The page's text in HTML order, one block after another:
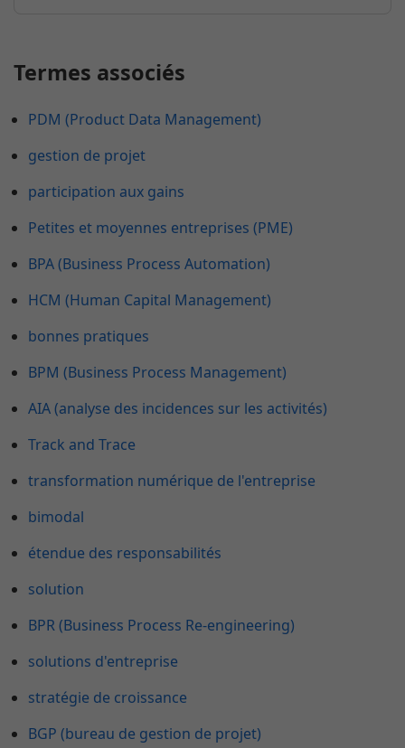
Termes associés
PDM (Product Data Management)
gestion de projet
participation aux gains
Petites et moyennes entreprises (PME)
BPA (Business Process Automation)
HCM (Human Capital Management)
bonnes pratiques
BPM (Business Process Management)
AIA (analyse des incidences sur les activités)
Track and Trace
transformation numérique de l'entreprise
bimodal
étendue des responsabilités
solution
BPR (Business Process Re-engineering)
solutions d'entreprise
stratégie de croissance
BGP (bureau de gestion de projet)